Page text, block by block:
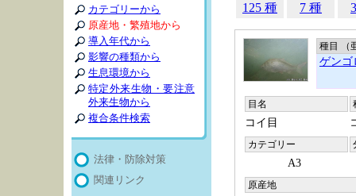
カテゴリーから
原産地・繁殖地から
導入年代から
影響の種類から
生息環境から
特定外来生物・要注意
外来生物から
複合条件検索
法律・防除対策
関連リンク
125 種 7 種
種目 （
ゲンゴ
目名
コイ目
カテゴリー
A3
原産地